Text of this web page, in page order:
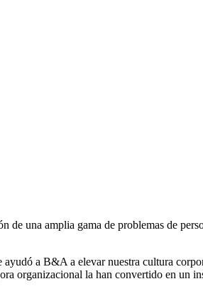
una amplia gama de problemas de
a B&A a elevar nuestra cultura
organizacional la han convertido en